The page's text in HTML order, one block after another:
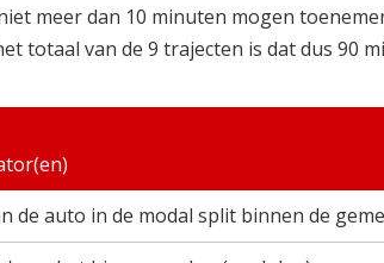
meer dan 10 minuten mogen
totaal van de 9 trajecten is dat dus 90
de auto in de modal split binnen de